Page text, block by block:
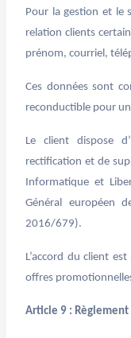
Pour la gestion et le
relation clients
prénom, courriel,
Ces données sont
reconductible pour
Le client dispose
rectification et de
Informatique et
Général européen
2016/679).
L’accord du client
offres
Article 9 :